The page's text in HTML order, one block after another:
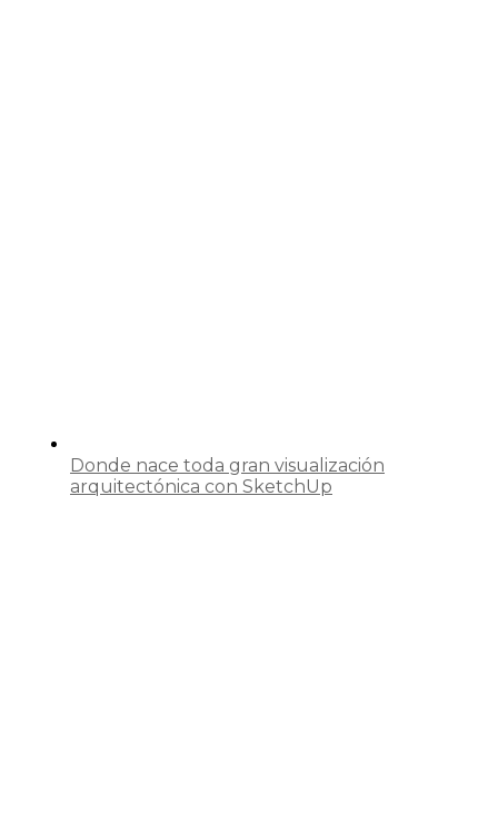
Donde nace toda gran visualización
arquitectónica con SketchUp